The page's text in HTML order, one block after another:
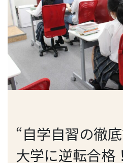
“自学自習の徹
大学に逆転合格！